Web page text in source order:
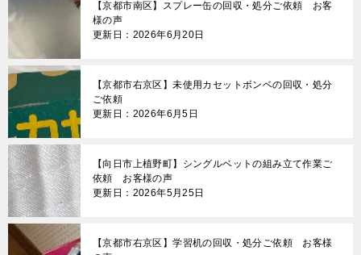
【京都市南区】スプレー缶の回収・処分ご依頼 お客
様の声
更新日：2026年6月20日
【京都市右京区】未使用カセットボンベの回収・処分
ご依頼
更新日：2026年6月5日
【向日市上植野町】シングルベットの組み立て作業ご
依頼 お客様の声
更新日：2026年5月25日
【京都市右京区】学習机の回収・処分ご依頼 お客様